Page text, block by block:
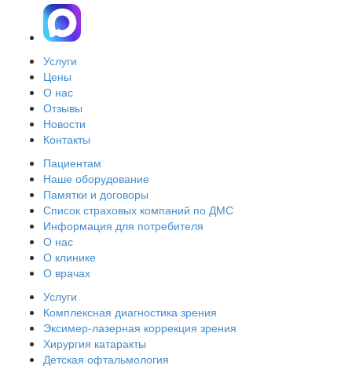
Услуги
Цены
О нас
Отзывы
Новости
Контакты
Пациентам
Наше оборудование
Памятки и договоры
Список страховых компаний по ДМС
Информация для потребителя
О нас
О клинике
О врачах
Услуги
Комплексная диагностика зрения
Эксимер-лазерная коррекция зрения
Хирургия катаракты
Детская офтальмология